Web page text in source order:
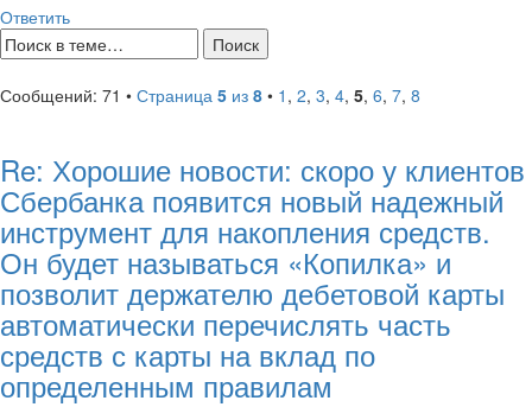
Ответить
Сообщений: 71 • Страница 5 из 8 • 1 , 2, 3, 4, 5, 6, 7, 8
Re: Хорошие новости: скоро у клиентов
Сбербанка появится новый надежный
инструмент для накопления средств.
Он будет называться «Копилка» и
позволит держателю дебетовой карты
автоматически перечислять часть
средств с карты на вклад по
определенным правилам